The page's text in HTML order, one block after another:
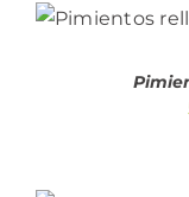
AÑADIR AL